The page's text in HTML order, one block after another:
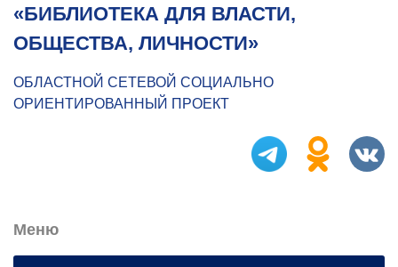
«БИБЛИОТЕКА ДЛЯ ВЛАСТИ,
ОБЩЕСТВА, ЛИЧНОСТИ»
ОБЛАСТНОЙ СЕТЕВОЙ СОЦИАЛЬНО
ОРИЕНТИРОВАННЫЙ ПРОЕКТ
Меню